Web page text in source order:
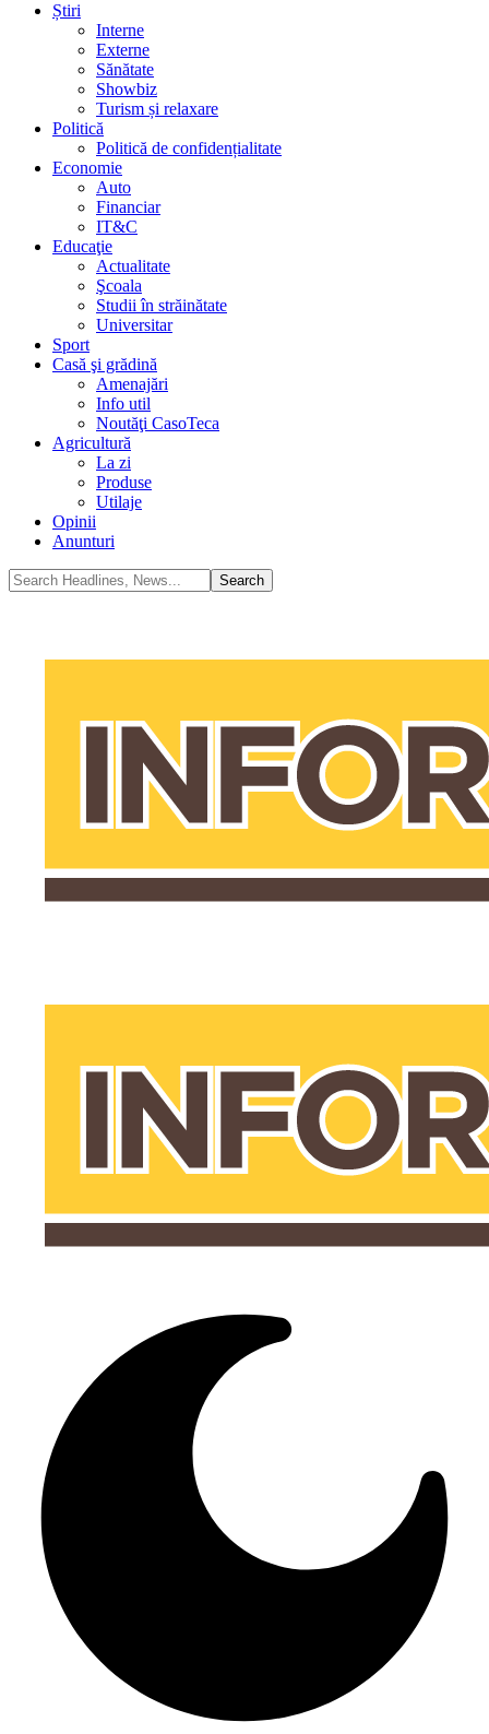
Știri
Interne
Externe
Sănătate
Showbiz
Turism și relaxare
Politică
Politică de confidențialitate
Economie
Auto
Financiar
IT&C
Educaţie
Actualitate
Şcoala
Studii în străinătate
Universitar
Sport
Casă şi grădină
Amenajări
Info util
Noutăţi CasoTeca
Agricultură
La zi
Produse
Utilaje
Opinii
Anunturi